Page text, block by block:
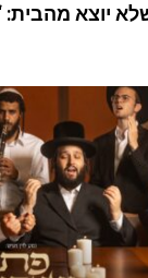
יוצא